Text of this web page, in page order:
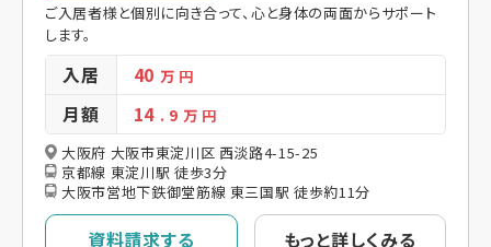
ご入居者様と個別に向き合って、心と身体の両面からサポート
します。
入居 40万 円
月額 14 . 9 万 円
大阪府 大阪市東淀川区 西淡路4-15-25
京都線 東淀川駅 徒歩3分
大阪市営地下鉄御堂筋線 東三国駅 徒歩約11分
資料請求する もっと詳しくみる